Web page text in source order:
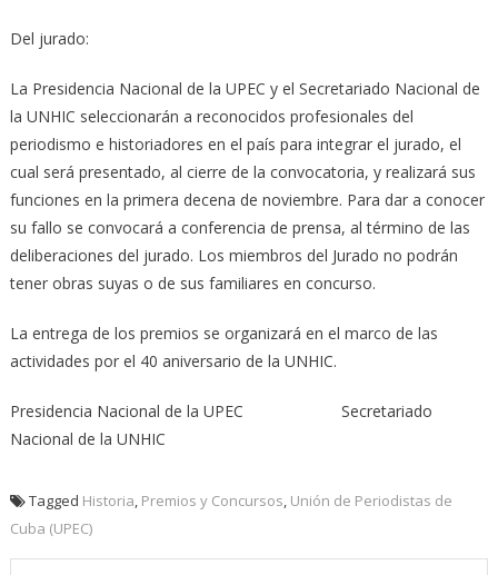
Del jurado:
La Presidencia Nacional de la UPEC y el Secretariado Nacional de
la UNHIC seleccionarán a reconocidos profesionales del
periodismo e historiadores en el país para integrar el jurado, el
cual será presentado, al cierre de la convocatoria, y realizará sus
funciones en la primera decena de noviembre. Para dar a conocer
su fallo se convocará a conferencia de prensa, al término de las
deliberaciones del jurado. Los miembros del Jurado no podrán
tener obras suyas o de sus familiares en concurso.
La entrega de los premios se organizará en el marco de las
actividades por el 40 aniversario de la UNHIC.
Presidencia Nacional de la UPEC Secretariado
Nacional de la UNHIC
Tagged Historia Premios y Concursos Unión de Periodistas de
Cuba (UPEC)